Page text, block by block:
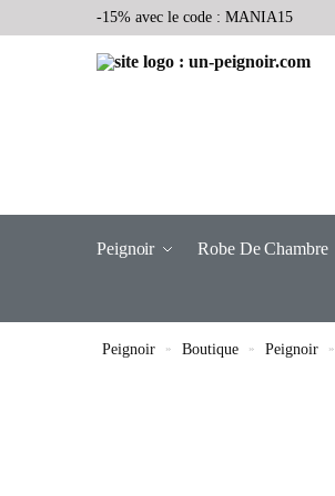
-15% avec le code : MANIA15
Peignoir Robe De Chambre
Peignoir » Boutique » Peignoir »